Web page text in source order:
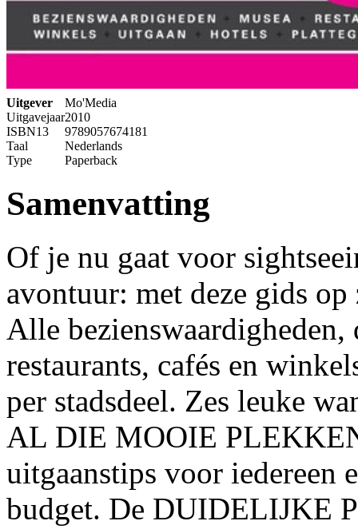
Uitgever
Mo'Media
Uitgavejaar2010
ISBN13
9789057674181
Taal
Nederlands
Type
Paperback
Samenvatting
Of je nu gaat voor
avontuur: met deze gids
Alle bezienswaardigheden,
restaurants, cafés en
per stadsdeel. Zes leuke
AL DIE MOOIE
uitgaanstips voor iedereen
budget. De DUIDELIJKE